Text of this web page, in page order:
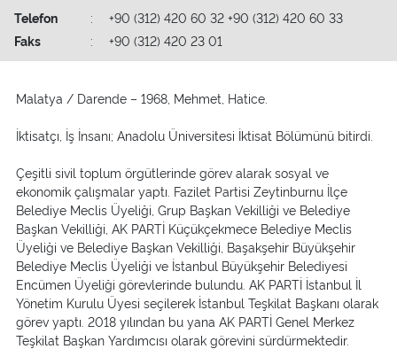
Telefon
:
+90 (312) 420 60 32 +90 (312) 420 60 33
Faks
: +90 (312) 420 23 01
Malatya / Darende – 1968, Mehmet, Hatice.
İktisatçı, İş İnsanı; Anadolu Üniversitesi İktisat Bölümünü bitirdi.
Çeşitli sivil toplum örgütlerinde görev alarak sosyal ve
ekonomik çalışmalar yaptı. Fazilet Partisi Zeytinburnu İlçe
Belediye Meclis Üyeliği, Grup Başkan Vekilliği ve Belediye
Başkan Vekilliği, AK PARTİ Küçükçekmece Belediye Meclis
Üyeliği ve Belediye Başkan Vekilliği, Başakşehir Büyükşehir
Belediye Meclis Üyeliği ve İstanbul Büyükşehir Belediyesi
Encümen Üyeliği görevlerinde bulundu. AK PARTİ İstanbul İl
Yönetim Kurulu Üyesi seçilerek İstanbul Teşkilat Başkanı olarak
görev yaptı. 2018 yılından bu yana AK PARTİ Genel Merkez
Teşkilat Başkan Yardımcısı olarak görevini sürdürmektedir.